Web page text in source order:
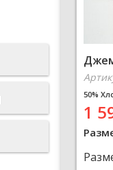
50%
1